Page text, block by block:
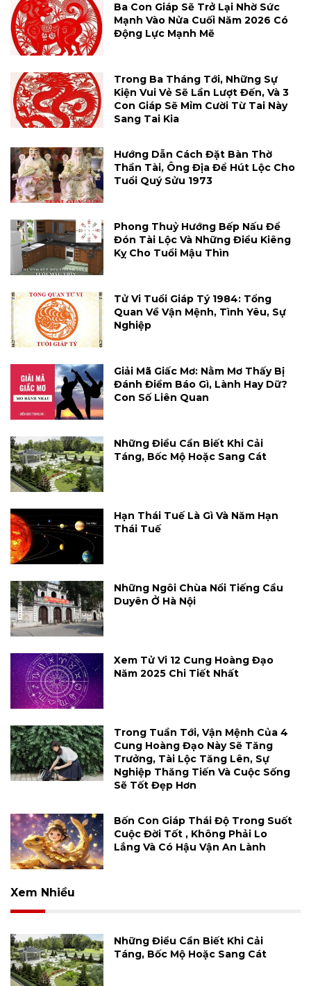
Ba Con Giáp Sẽ Trở Lại Nhờ Sức
Mạnh Vào Nửa Cuối Năm 2026 Có
Động Lực Mạnh Mẽ
Trong Ba Tháng Tới, Những Sự
Kiện Vui Vẻ Sẽ Lần Lượt Đến, Và 3
Con Giáp Sẽ Mỉm Cười Từ Tai Này
Sang Tai Kia
Hướng Dẫn Cách Đặt Bàn Thờ
Thần Tài, Ông Địa Để Hút Lộc Cho
Tuổi Quý Sửu 1973
Phong Thuỷ Hướng Bếp Nấu Để
Đón Tài Lộc Và Những Điều Kiêng
Kỵ Cho Tuổi Mậu Thìn
Tử Vi Tuổi Giáp Tý 1984: Tổng
Quan Về Vận Mệnh, Tình Yêu, Sự
Nghiệp
Giải Mã Giấc Mơ: Nằm Mơ Thấy Bị
Đánh Điềm Báo Gì, Lành Hay Dữ?
Con Số Liên Quan
Những Điều Cần Biết Khi Cải
Táng, Bốc Mộ Hoặc Sang Cát
Hạn Thái Tuế Là Gì Và Năm Hạn
Thái Tuế
Những Ngôi Chùa Nổi Tiếng Cầu
Duyên Ở Hà Nội
Xem Tử Vi 12 Cung Hoàng Đạo
Năm 2025 Chi Tiết Nhất
Trong Tuần Tới, Vận Mệnh Của 4
Cung Hoàng Đạo Này Sẽ Tăng
Trưởng, Tài Lộc Tăng Lên, Sự
Nghiệp Thăng Tiến Và Cuộc Sống
Sẽ Tốt Đẹp Hơn
Bốn Con Giáp Thái Độ Trong Suốt
Cuộc Đời Tốt , Không Phải Lo
Lắng Và Có Hậu Vận An Lành
Xem Nhiều
Những Điều Cần Biết Khi Cải
Táng, Bốc Mộ Hoặc Sang Cát